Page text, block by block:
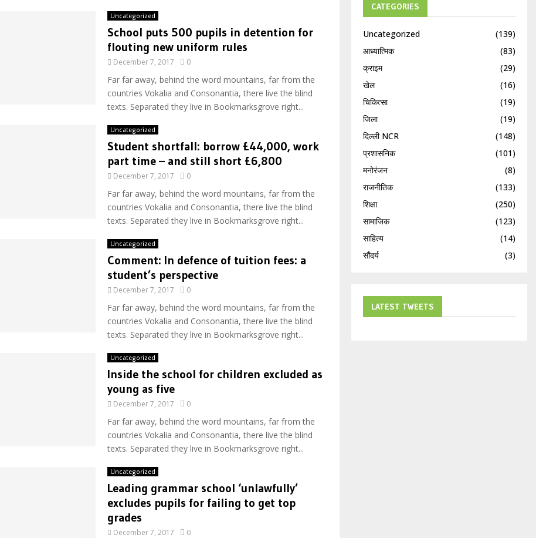
Uncategorized
School puts 500 pupils in detention for
flouting new uniform rules
December 7, 2017 0
Far far away, behind the word mountains, far from the
countries Vokalia and Consonantia, there live the blind
texts. Separated they live in Bookmarksgrove right...
Uncategorized
Student shortfall: borrow £44,000, work
part time – and still short £6,800
December 7, 2017 0
Far far away, behind the word mountains, far from the
countries Vokalia and Consonantia, there live the blind
texts. Separated they live in Bookmarksgrove right...
Uncategorized
Comment: In defence of tuition fees: a
student’s perspective
December 7, 2017 0
Far far away, behind the word mountains, far from the
countries Vokalia and Consonantia, there live the blind
texts. Separated they live in Bookmarksgrove right...
Uncategorized
Inside the school for children excluded as
young as five
December 7, 2017 0
Far far away, behind the word mountains, far from the
countries Vokalia and Consonantia, there live the blind
texts. Separated they live in Bookmarksgrove right...
Uncategorized
Leading grammar school ‘unlawfully’
excludes pupils for failing to get top
grades
December 7, 2017 0
CATEGORIES
Uncategorized
(139)
आध्यात्मिक
(83)
क्राइम
(29)
खेल
(16)
चिकित्सा
(19)
जिला
(19)
दिल्ली NCR
(148)
प्रशासनिक
(101)
मनोरंजन
(8)
राजनीतिक
(133)
शिक्षा
(250)
सामाजिक
(123)
साहित्य
(14)
सौंदर्य
(3)
LATEST TWEETS